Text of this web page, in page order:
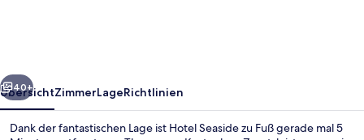
Weiter
40+
ÜbersichtZimmerLageRichtlinien
Dank der fantastischen Lage ist Hotel Seaside zu Fuß gerade mal 5